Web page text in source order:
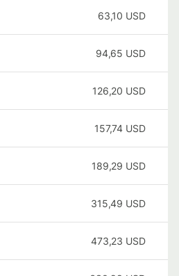
63,10 USD
94,65 USD
126,20 USD
157,74 USD
189,29 USD
315,49 USD
473,23 USD